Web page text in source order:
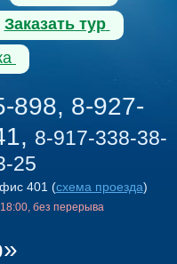
Заказать тур
898, 8-927-
, 8-917-338-38-
25
401 (схема проезда)
без перерыва